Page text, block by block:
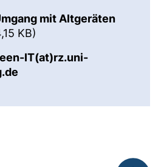
mit Altgeräten
KB)
IT​(at)​rz.uni-